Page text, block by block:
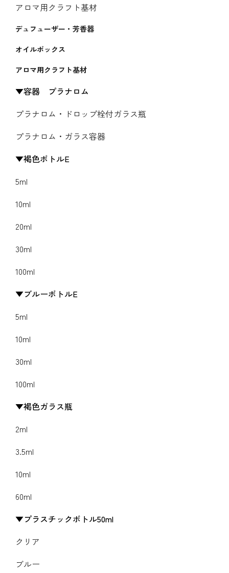
アロマ用クラフト基材
デュフューザー・芳香器
オイルボックス
アロマ用クラフト基材
容器 プラナロム
プラナロム・ドロップ栓付ガラス瓶
プラナロム・ガラス容器
褐色ボトルE
5ml
10ml
20ml
30ml
100ml
ブルーボトルE
5ml
10ml
30ml
100ml
褐色ガラス瓶
2ml
3.5ml
10ml
60ml
プラスチックボトル50ml
クリア
ブルー